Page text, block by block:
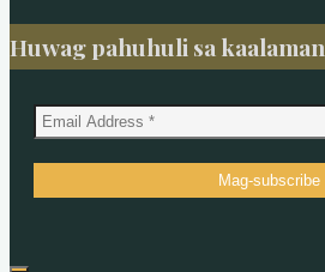
Huwag pahuhuli sa kaalaman